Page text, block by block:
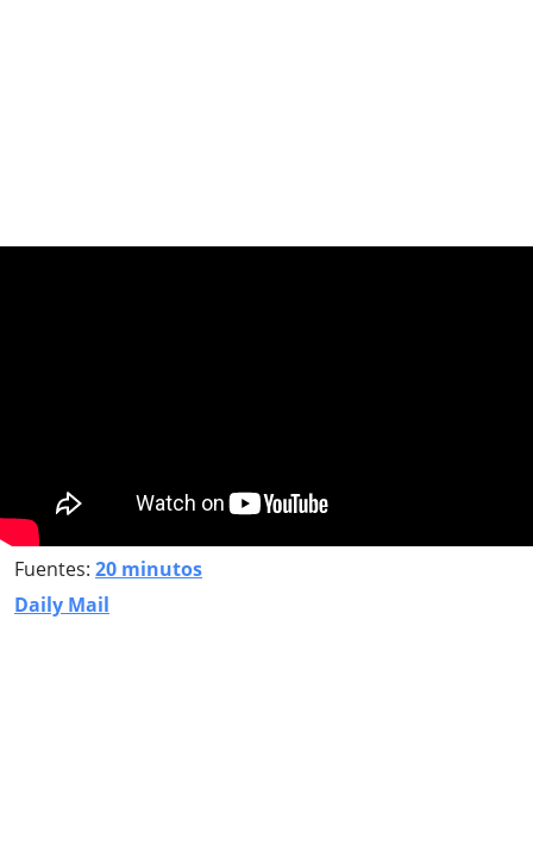
Fuentes: 20 minutos
Daily Mail